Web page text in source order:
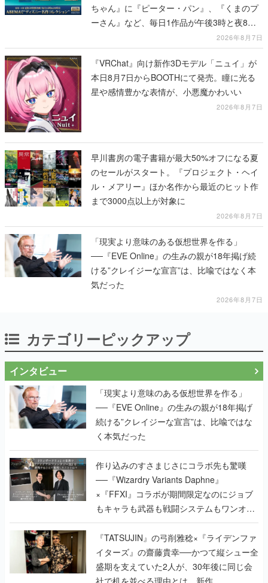
ちゃん』に『ピーター・パン』、『くまのプ
ーさん』など、毎日1作品が午後3時と夜8時
2026年8月7日
『VRChat』向け新作3Dモデル「ニュイ」が
本日8月7日からBOOTHにて発売。瞳に光る
星や感情豊かな表情が、小悪魔かわいい
2026年8月7日
早川書房の電子書籍が最大50%オフになる夏
のセールがスタート。『プロジェクト・ヘイ
ル・メアリー』ほか名作から最近のヒット作
まで3000点以上が対象に
2026年8月7日
「現実より意味のある仮想世界を作る」
──『EVE Online』の生みの親が18年掲げ続
ける”クレイジーな宣言”は、比喩ではなく本
気だった
2026年8月7日
カテゴリーピックアップ
インタビュー
「現実より意味のある仮想世界を作る」
──『EVE Online』の生みの親が18年掲げ
続ける”クレイジーな宣言”は、比喩ではな
く本気だった
作り込みのすさまじさにコラボ先も驚嘆
──『Wizardry Variants Daphne』
×『FFXI』コラボが期間限定なのにジョブ
もキャラも武器も戦闘システムもワンオフ
で作り込まれた理由を両ディレクターに聞
く
『TATSUJIN』の弓削雅稔×『ライデンファ
イターズ』の齋藤貴幸──かつて縦シュー全
盛期を支えていた2人が、30年後に同じ会
社で机を並べる理由とは。新作